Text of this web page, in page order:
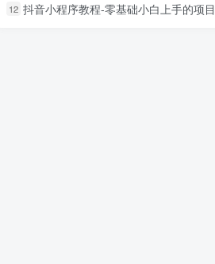
12 抖音小程序教程-零基础小白上手的项目，当天做当天赚钱